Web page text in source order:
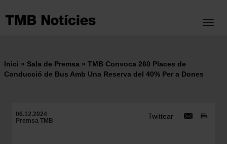
contingut
Fil
Inici Sala de Premsa
TMB Convoca 260 Places de
Conducció de Bus Amb Una Reserva del 40% Per a Dones
Twittear
06.12.2024
Premsa TMB